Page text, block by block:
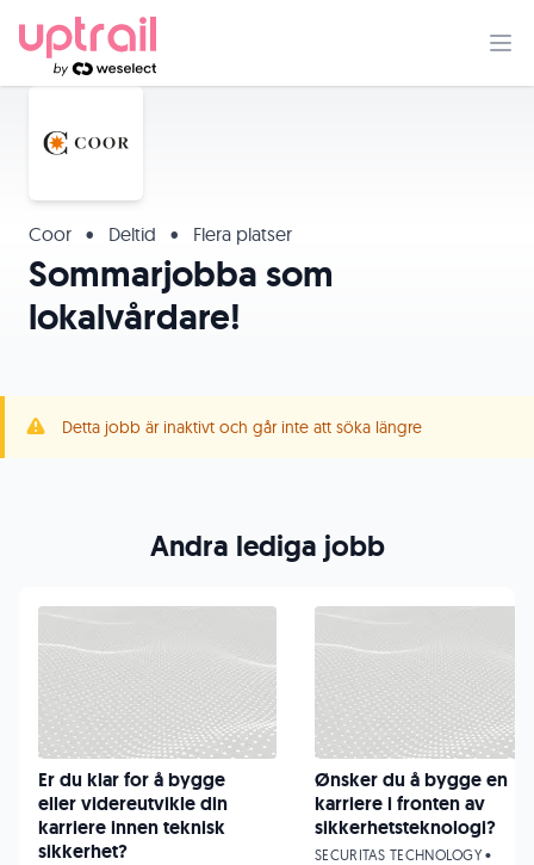
Coor • Deltid • Flera platser
Sommarjobba som
lokalvårdare!
Detta jobb är inaktivt och går inte att söka längre
Andra lediga jobb
Er du klar for å bygge
eller videreutvikle din
karriere innen teknisk
sikkerhet?
Ønsker du å bygge en
karriere i fronten av
sikkerhetsteknologi?
SECURITAS TECHNOLOGY •